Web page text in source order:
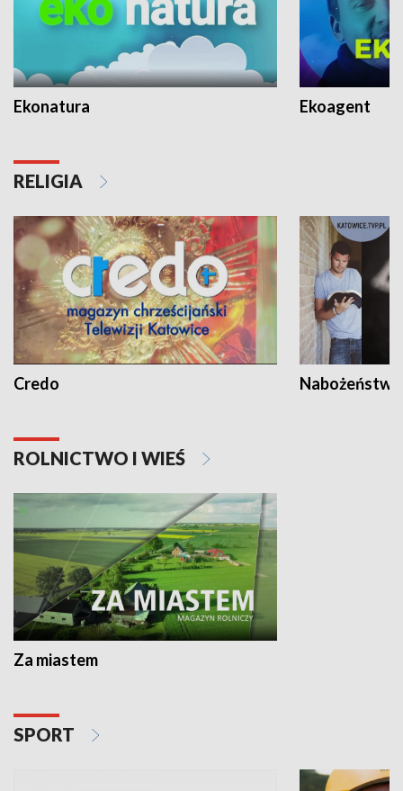
Ekonatura Ekoagent
RELIGIA
Credo
ROLNICTWO I WIEŚ
Za miastem
SPORT